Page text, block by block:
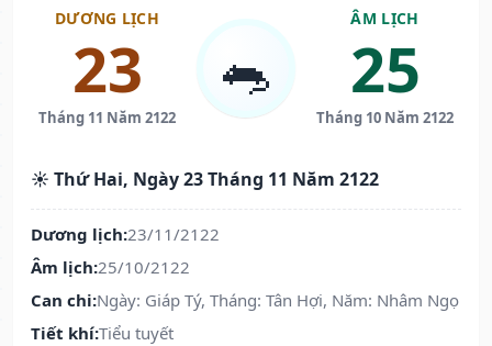
DƯƠNG LỊCH
23
Tháng 11 Năm 2122
🐀
ÂM LỊCH
25
Tháng 10 Năm 2122
☀️ Thứ Hai, Ngày 23 Tháng 11 Năm 2122
Dương lịch:23/11/2122
Âm lịch:25/10/2122
Can chi:Ngày: Giáp Tý, Tháng: Tân Hợi, Năm: Nhâm Ngọ
Tiết khí:Tiểu tuyết